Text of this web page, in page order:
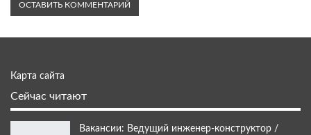
Карта сайта
Сейчас читают
Вакансии: Ведущий инженер-конструктор /